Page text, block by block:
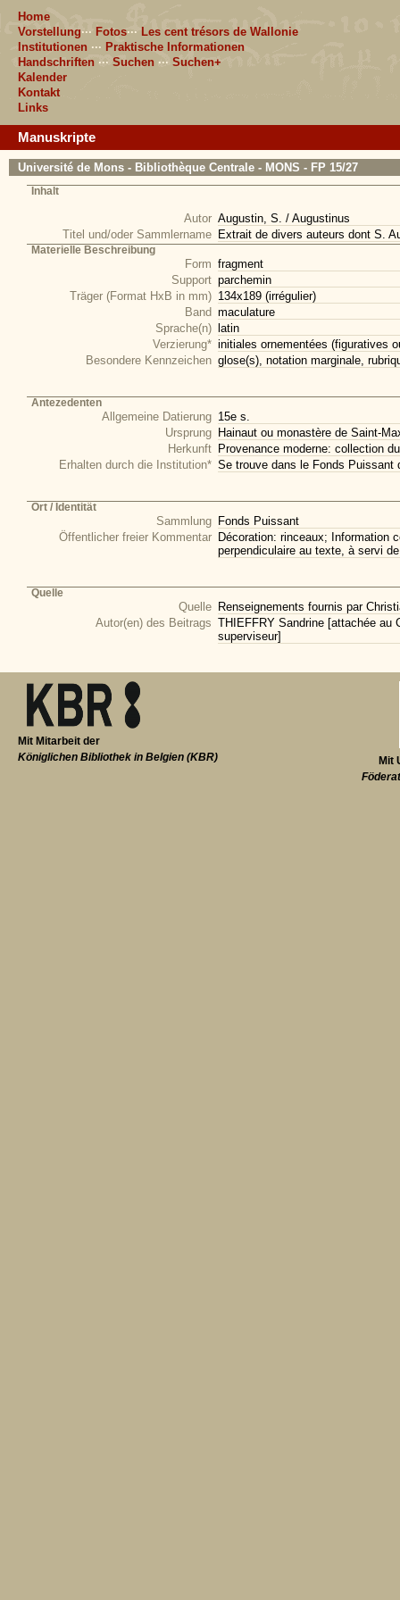
Home
Vorstellung··· Fotos··· Les cent trésors de Wallonie
Institutionen ··· Praktische Informationen
Handschriften ··· Suchen ··· Suchen+
Kalender
Kontakt
Links
Manuskripte
Université de Mons - Bibliothèque Centrale - MONS - FP 15/27
Inhalt
Autor Augustin, S. / Augustinus
Titel und/oder Sammlername Extrait de divers auteurs dont S.
Materielle Beschreibung
Form fragment
Support parchemin
Träger (Format HxB in mm) 134x189 (irrégulier)
Band maculature
Sprache(n)
latin
Verzierung* initiales ornementées (figuratives
Besondere Kennzeichen glose(s), notation marginale,
Antezedenten
Allgemeine Datierung 15e s.
Ursprung Hainaut ou monastère de Saint-
Herkunft Provenance moderne: collection
Erhalten durch die Institution* Se trouve dans le Fonds Puissant
Ort / Identität
Sammlung Fonds Puissant
Öffentlicher freier Kommentar Décoration: rinceaux; Information
perpendiculaire au texte, à servi
Quelle
Quelle Renseignements fournis par
Autor(en) des Beitrags THIEFFRY Sandrine [attachée au
superviseur]
Mit
Mit Mitarbeit der
Königlichen Bibliothek in Belgien (KBR)